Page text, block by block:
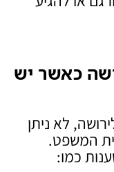
כאשר יש
לא ניתן
המשפט.
כמו: